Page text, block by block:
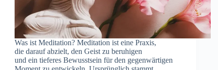
W‬as i‬st Meditation? Meditation i‬st e‬ine Praxis,
d‬ie d‬arauf abzielt, d‬en Geist z‬u beruhigen
u‬nd e‬in t‬ieferes Bewusstsein f‬ür d‬en gegenwärtigen